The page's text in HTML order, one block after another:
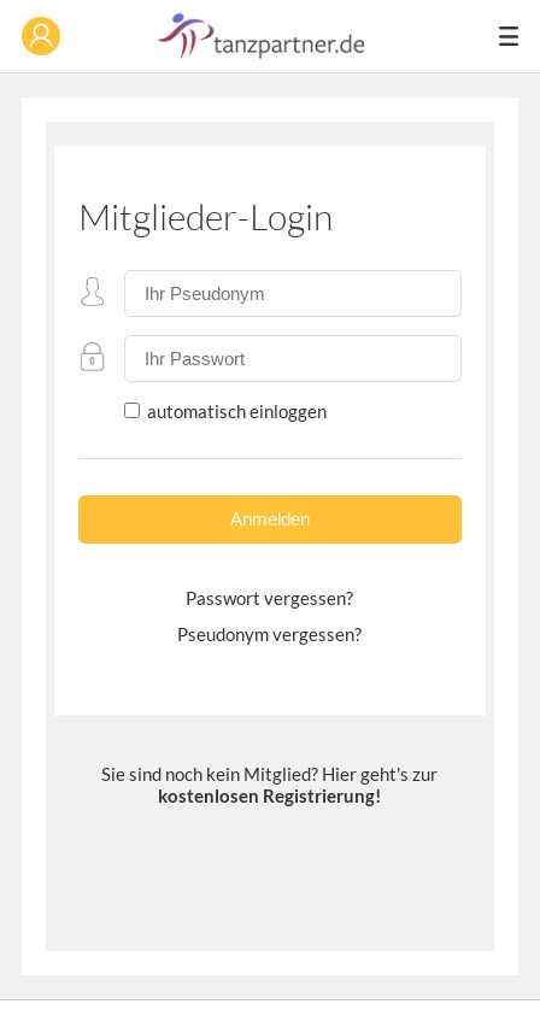
Mitglieder-Login
automatisch einloggen
Passwort vergessen?
Pseudonym vergessen?
Sie sind noch kein Mitglied? Hier geht's zur
kostenlosen Registrierung!